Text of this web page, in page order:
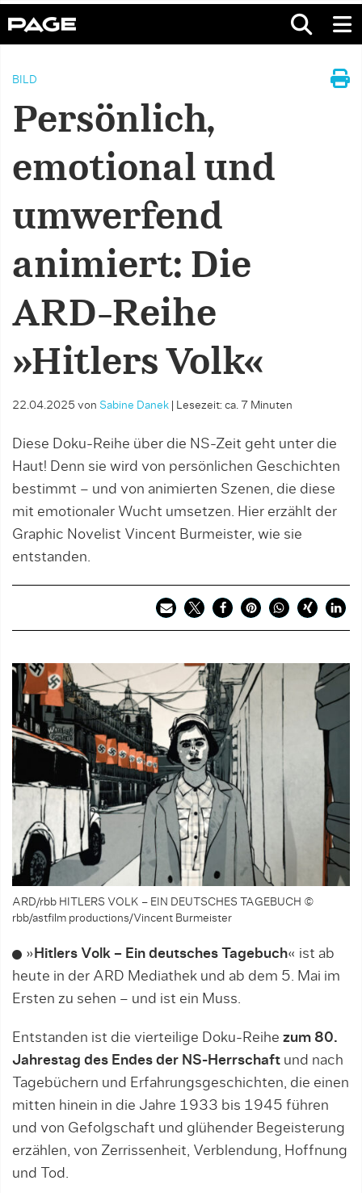
BILD
Persönlich,
emotional und
umwerfend
animiert: Die
ARD-Reihe
»Hitlers Volk«
22.04.2025 von Sabine Danek Lesezeit: ca. 7 Minuten
Diese Doku-Reihe über die NS-Zeit geht unter die
Haut! Denn sie wird von persönlichen Geschichten
bestimmt – und von animierten Szenen, die diese
mit emotionaler Wucht umsetzen. Hier erzählt der
Graphic Novelist Vincent Burmeister, wie sie
entstanden.
ARD/rbb HITLERS VOLK – EIN DEUTSCHES TAGEBUCH ©
rbb/astfilm productions/Vincent Burmeister
» Hitlers Volk – Ein deutsches Tagebuch« ist ab
heute in der ARD Mediathek und ab dem 5. Mai im
Ersten zu sehen – und ist ein Muss.
Entstanden ist die vierteilige Doku-Reihe zum 80.
Jahrestag des Endes der NS-Herrschaft und nach
Tagebüchern und Erfahrungsgeschichten, die einen
mitten hinein in die Jahre 1933 bis 1945 führen
und von Gefolgschaft und glühender Begeisterung
erzählen, von Zerrissenheit, Verblendung, Hoffnung
und Tod.